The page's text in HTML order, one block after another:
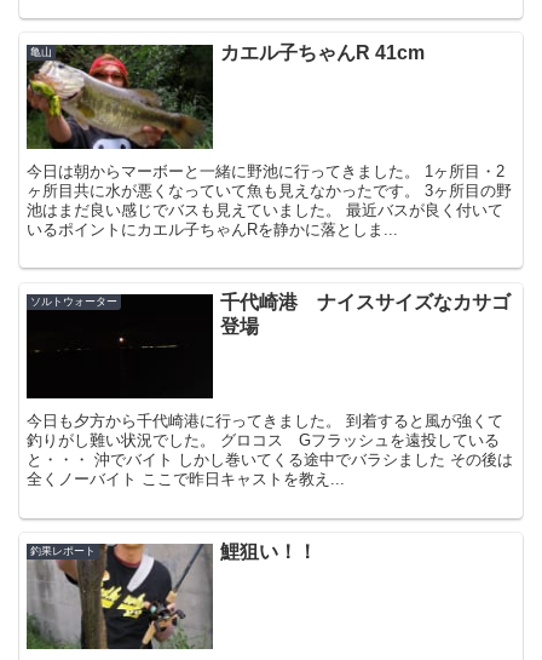
亀山 カエル子ちゃんR 41cm
今日は朝からマーボーと一緒に野池に行ってきました。 1ヶ所目・2
ヶ所目共に水が悪くなっていて魚も見えなかったです。 3ヶ所目の野
池はまだ良い感じでバスも見えていました。 最近バスが良く付いて
いるポイントにカエル子ちゃんRを静かに落としま...
ソルトウォーター
千代崎港 ナイスサイズなカサゴ
登場
今日も夕方から千代崎港に行ってきました。 到着すると風が強くて
釣りがし難い状況でした。 グロコス Gフラッシュを遠投している
と・・・ 沖でバイト しかし巻いてくる途中でバラシました その後は
全くノーバイト ここで昨日キャストを教え...
釣果レポート 鯉狙い！！